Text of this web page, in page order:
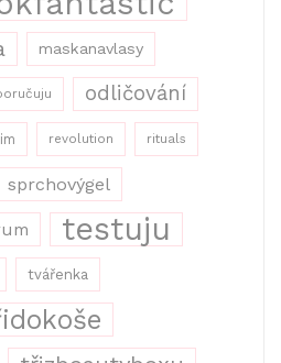
maskanavlasy
odličování
revolution rituals
sprchovýgel
testuju
tvářenka